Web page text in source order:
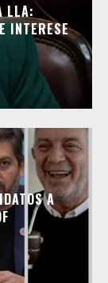
LLA:
INTERESE
A